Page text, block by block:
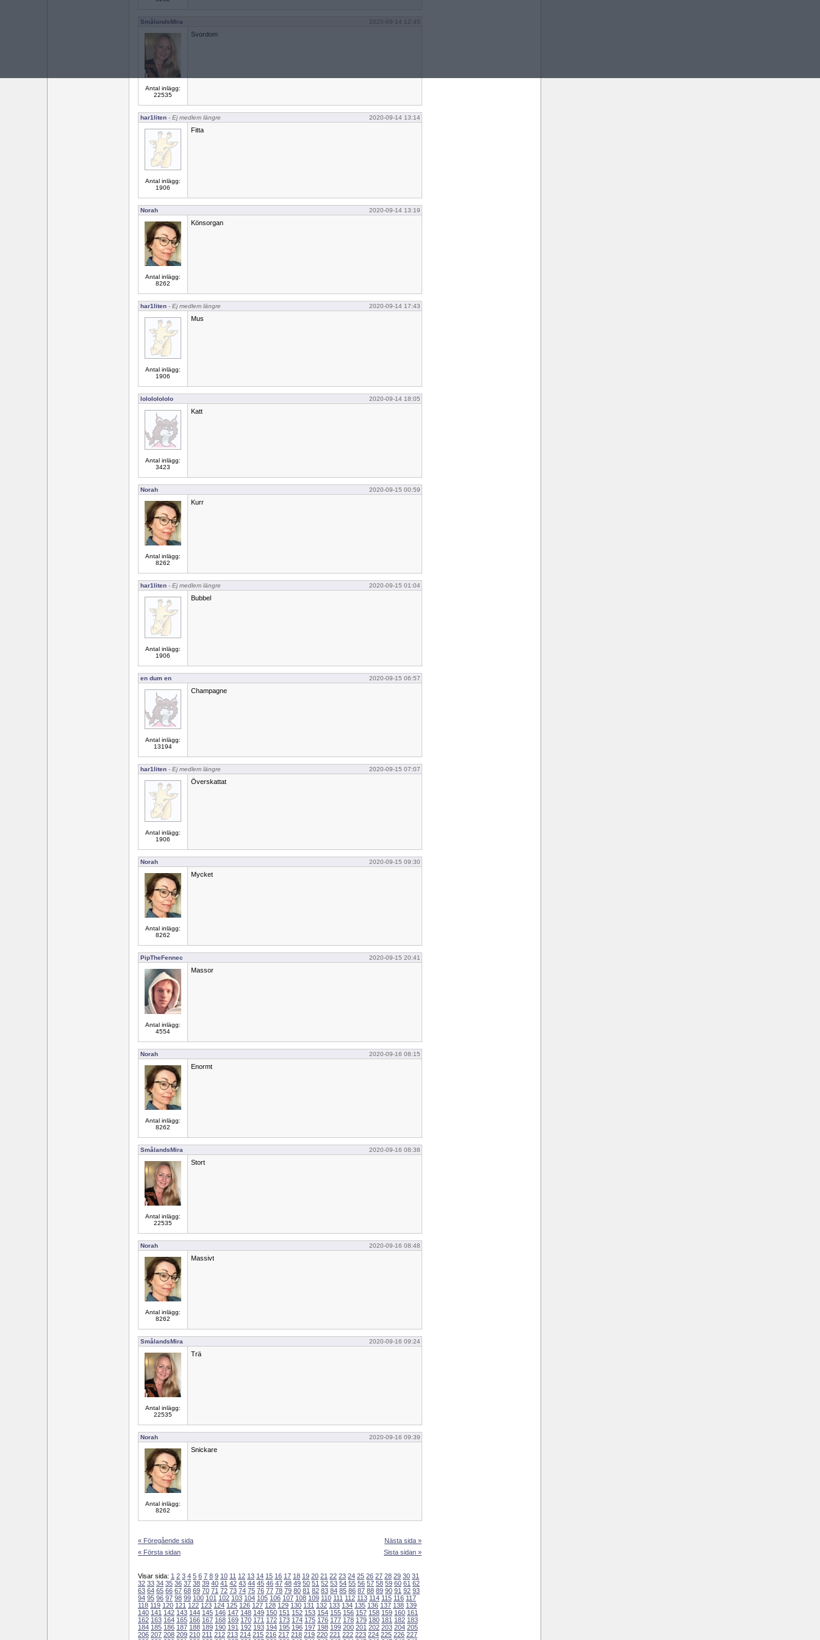
SmålandsMira 2020-09-14 12:45
Antal inlägg:
22535
Svordom
har1liten - Ej medlem längre 2020-09-14 13:14
Antal inlägg:
1906
Fitta
Norah 2020-09-14 13:19
Antal inlägg:
8262
Könsorgan
har1liten - Ej medlem längre 2020-09-14 17:43
Antal inlägg:
1906
Mus
lolololololo 2020-09-14 18:05
Antal inlägg:
3423
Katt
Norah 2020-09-15 00:59
Antal inlägg:
8262
Kurr
har1liten - Ej medlem längre 2020-09-15 01:04
Antal inlägg:
1906
Bubbel
en dum en 2020-09-15 06:57
Antal inlägg:
13194
Champagne
har1liten - Ej medlem längre 2020-09-15 07:07
Antal inlägg:
1906
Överskattat
Norah 2020-09-15 09:30
Antal inlägg:
8262
Mycket
PipTheFennec 2020-09-15 20:41
Antal inlägg:
4554
Massor
Norah 2020-09-16 08:15
Antal inlägg:
8262
Enormt
SmålandsMira 2020-09-16 08:38
Antal inlägg:
22535
Stort
Norah 2020-09-16 08:48
Antal inlägg:
8262
Massivt
SmålandsMira 2020-09-16 09:24
Antal inlägg:
22535
Trä
Norah 2020-09-16 09:39
Antal inlägg:
8262
Snickare
« Föregående sida
« Första sidan
Nästa sida »
Sista sidan »
Visar sida: 1 2 3 4 5 6 7 8 9 10 11 12 13 14 15 16 17 18 19 20 21 22 23 24 25 26 27 28 29 30 31
32 33 34 35 36 37 38 39 40 41 42 43 44 45 46 47 48 49 50 51 52 53 54 55 56 57 58 59 60 61 62
63 64 65 66 67 68 69 70 71 72 73 74 75 76 77 78 79 80 81 82 83 84 85 86 87 88 89 90 91 92 93
94 95 96 97 98 99 100 101 102 103 104 105 106 107 108 109 110 111 112 113 114 115 116 117
118 119 120 121 122 123 124 125 126 127 128 129 130 131 132 133 134 135 136 137 138 139
140 141 142 143 144 145 146 147 148 149 150 151 152 153 154 155 156 157 158 159 160 161
162 163 164 165 166 167 168 169 170 171 172 173 174 175 176 177 178 179 180 181 182 183
184 185 186 187 188 189 190 191 192 193 194 195 196 197 198 199 200 201 202 203 204 205
206 207 208 209 210 211 212 213 214 215 216 217 218 219 220 221 222 223 224 225 226 227